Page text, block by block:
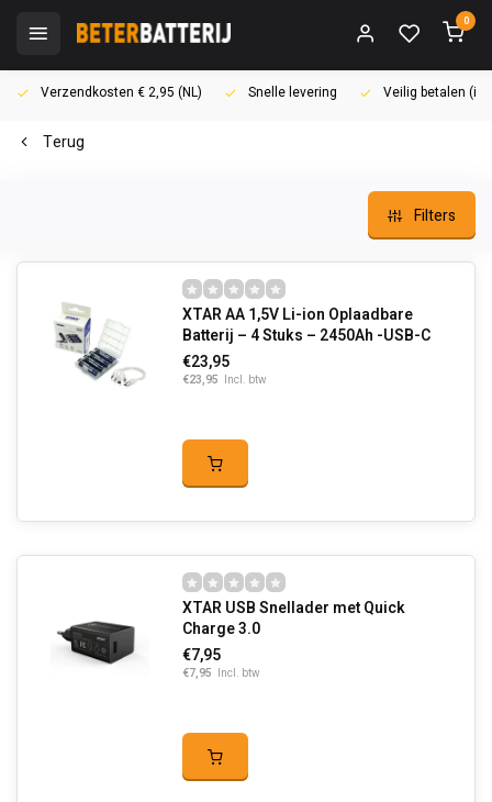
0
Verzendkosten € 2,95 (NL) Snelle levering Veilig betalen
Terug
Filters
XTAR AA 1,5V Li-ion Oplaadbare
Batterij – 4 Stuks – 2450Ah -USB-C
€23,95
€23,95 Incl. btw
XTAR USB Snellader met Quick
Charge 3.0
€7,95
€7,95 Incl. btw